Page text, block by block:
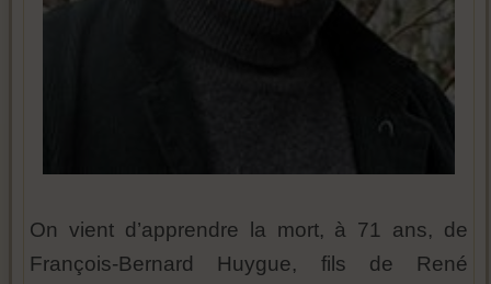
On vient d’apprendre la mort, à 71 ans, de
François-Bernard Huygue, fils de René